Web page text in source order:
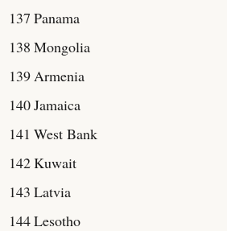
137 Panama
138 Mongolia
139Armenia
140Jamaica
141 West Bank
142Kuwait
143 Latvia
144Lesotho